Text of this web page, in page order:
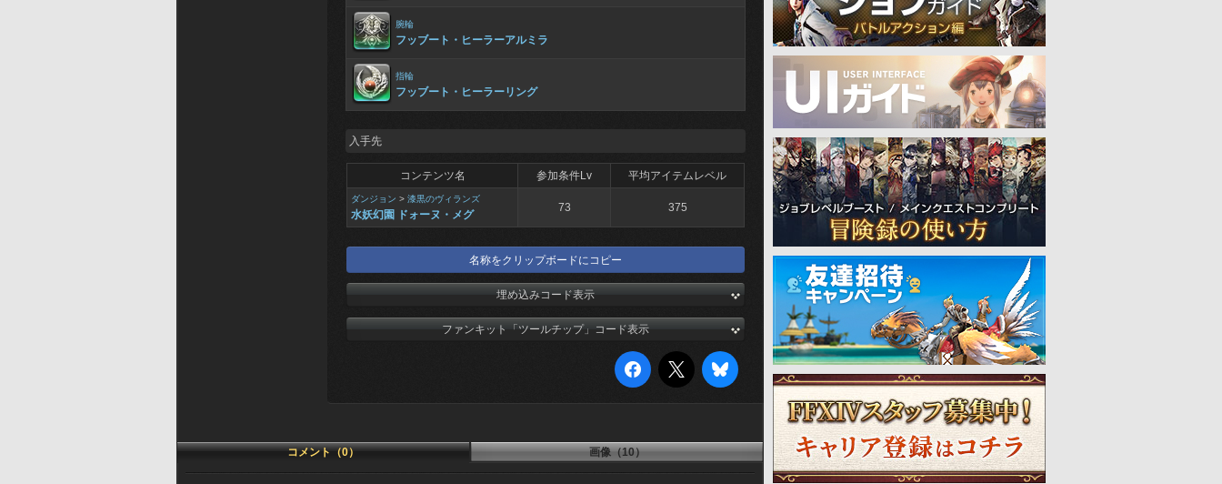
腕輪
フッブート・ヒーラーアルミラ
指輪
フッブート・ヒーラーリング
入手先
コンテンツ名 参加条件Lv 平均アイテムレベル
ダンジョン > 漆黒のヴィランズ
水妖幻園 ドォーヌ・メグ
73 375
名称をクリップボードにコピー
埋め込みコード表示
ファンキット「ツールチップ」コード表示
コメント（0） 画像（10）